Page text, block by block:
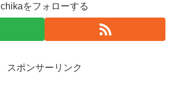
chikaをフォローする
スポンサーリンク